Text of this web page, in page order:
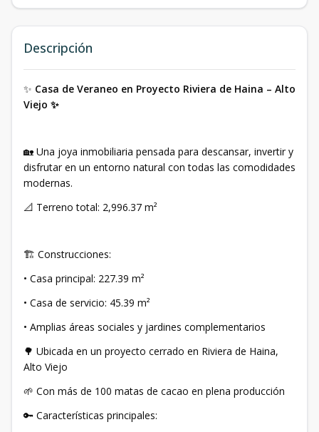
Descripción
✨ Casa de Veraneo en Proyecto Riviera de Haina – Alto
Viejo ✨
🏡 Una joya inmobiliaria pensada para descansar, invertir y
disfrutar en un entorno natural con todas las comodidades
modernas.
📐 Terreno total: 2,996.37 m²
🏗 Construcciones:
• Casa principal: 227.39 m²
• Casa de servicio: 45.39 m²
• Amplias áreas sociales y jardines complementarios
🌳 Ubicada en un proyecto cerrado en Riviera de Haina,
Alto Viejo
🌱 Con más de 100 matas de cacao en plena producción
🔑 Características principales: